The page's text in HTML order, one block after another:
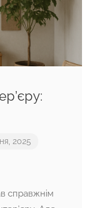
2025
справжнім